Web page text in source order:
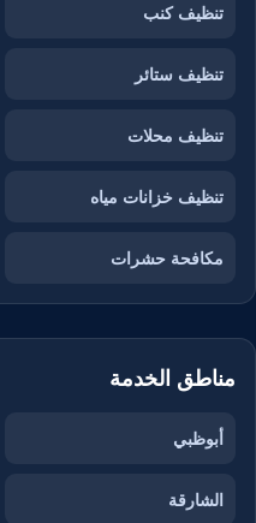
تنظيف كنب
تنظيف ستائر
تنظيف محلات
تنظيف خزانات مياه
مكافحة حشرات
مناطق الخدمة
أبوظبي
الشارقة